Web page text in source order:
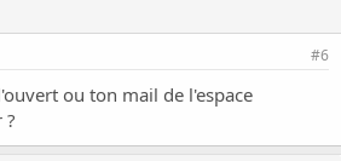
#6
ou ton mail de l'espace
?